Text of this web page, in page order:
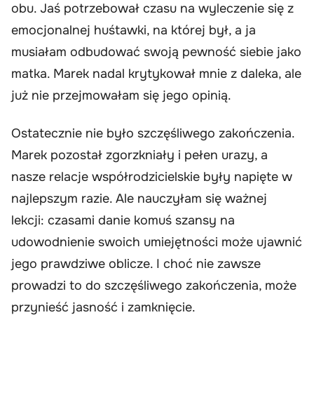
obu. Jaś potrzebował czasu na wyleczenie się z
emocjonalnej huśtawki, na której był, a ja
musiałam odbudować swoją pewność siebie jako
matka. Marek nadal krytykował mnie z daleka, ale
już nie przejmowałam się jego opinią.
Ostatecznie nie było szczęśliwego zakończenia.
Marek pozostał zgorzkniały i pełen urazy, a
nasze relacje współrodzicielskie były napięte w
najlepszym razie. Ale nauczyłam się ważnej
lekcji: czasami danie komuś szansy na
udowodnienie swoich umiejętności może ujawnić
jego prawdziwe oblicze. I choć nie zawsze
prowadzi to do szczęśliwego zakończenia, może
przynieść jasność i zamknięcie.